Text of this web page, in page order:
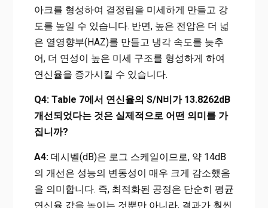
아크를 형성하여 결정립을 미세하게 만들고 강
도를 높일 수 있습니다. 반면, 높은 전압은 더 넓
은 열영향부(HAZ)를 만들고 냉각 속도를 늦추
어, 더 연성이 높은 미세 구조를 형성하게 하여
연신율을 증가시킬 수 있습니다.
Q4: Table 7에서 연신율의 S/N비가 13.8262dB
개선되었다는 것은 실제적으로 어떤 의미를 가
집니까?
A4:데시벨(dB)은 로그 스케일이므로, 약 14dB
의 개선은 성능의 변동성이 매우 크게 감소했음
을 의미합니다. 즉, 최적화된 공정은 단순히 평균
연신율 값을 높이는 것뿐만 아니라, 결과가 훨씬